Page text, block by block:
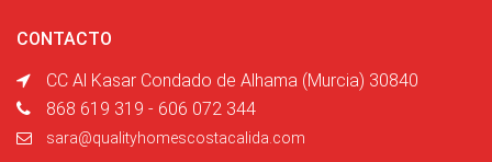
CONTACTO
CC Al Kasar Condado de Alhama (Murcia) 30840
868 619 319 - 606 072 344
sara@qualityhomescostacalida.com